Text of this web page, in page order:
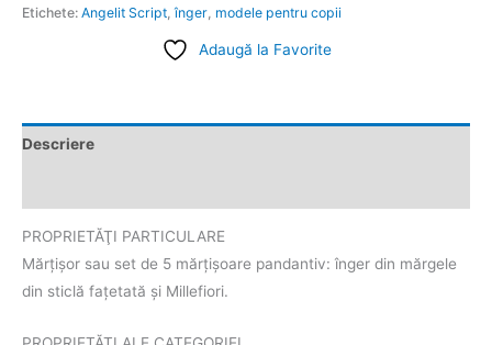
Etichete: Angelit Script ,înger modele pentru copii
Adaugă la Favorite
Descriere
PROPRIETĂŢI PARTICULARE
Mărţişor sau set de 5 mărţişoare pandantiv: înger din mărgele
din sticlă faţetată şi Millefiori.